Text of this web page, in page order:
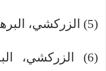
(5) الزركشي، البرهان، 3/71.